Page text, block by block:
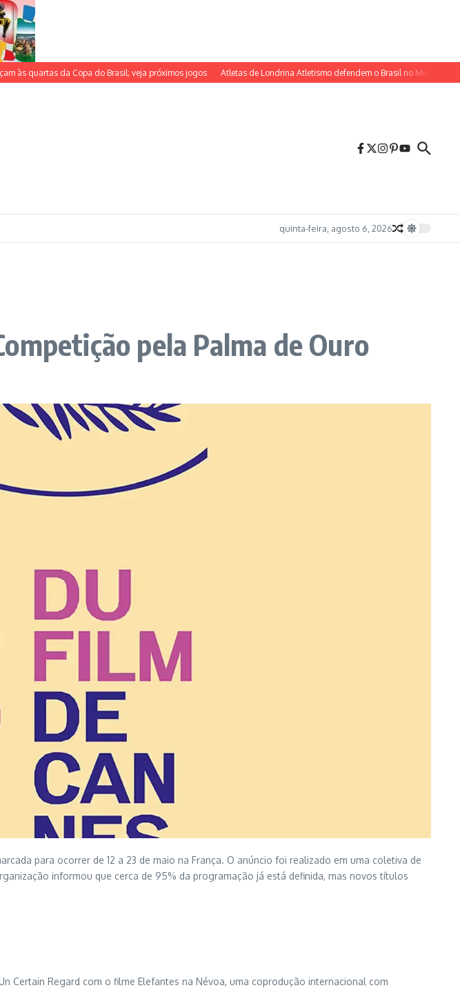
quartas da Copa do Brasil; veja próximos jogos Atletas de Londrina Atletismo defendem o Brasil no Mundial Sub-20
quinta-feira, agosto 6, 2026
pela Palma de Ouro
para ocorrer de 12 a 23 de maio na França. O anúncio foi realizado em uma coletiva de
informou que cerca de 95% da programação já está definida, mas novos títulos
Certain Regard com o filme Elefantes na Névoa, uma coprodução internacional com